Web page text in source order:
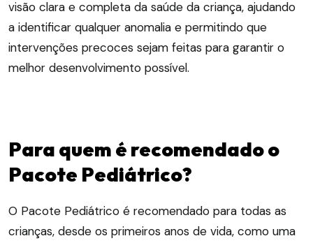
visão clara e completa da saúde da criança, ajudando
a identificar qualquer anomalia e permitindo que
intervenções precoces sejam feitas para garantir o
melhor desenvolvimento possível.
Para quem é recomendado o
Pacote Pediátrico?
O Pacote Pediátrico é recomendado para todas as
crianças, desde os primeiros anos de vida, como uma